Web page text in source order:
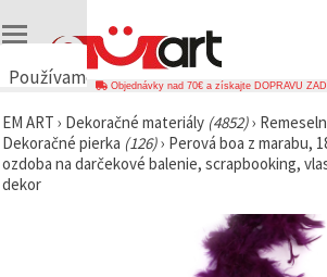
Používame
🍪
Používame
cookies a
podobné
Objednávky nad 70€ a získajte DOPRAVU
EM ART › Dekoračné materiály (4852)›
Dekoračné pierka (126)› Perová boa z marabu,
ozdoba na darčekové balenie, scrapbooking,
dekor